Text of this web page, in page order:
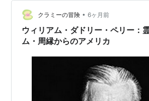
クラミーの冒険 • 6ヶ月前
ウィリアム・ダドリー・ペリー：
ム・周縁からのアメリカ